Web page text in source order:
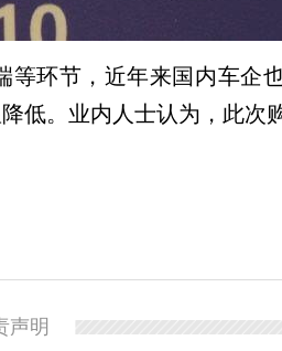
等环节，近年来国内车企
低。业内人士认为，此次
声明